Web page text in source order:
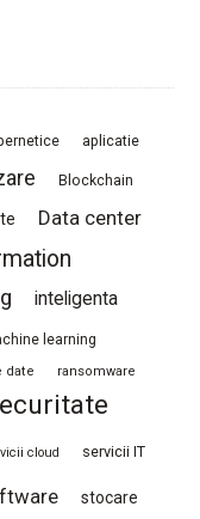
aplicatie
Blockchain
Data center
inteligenta
learning
date ransomware
cloud servicii IT
stocare